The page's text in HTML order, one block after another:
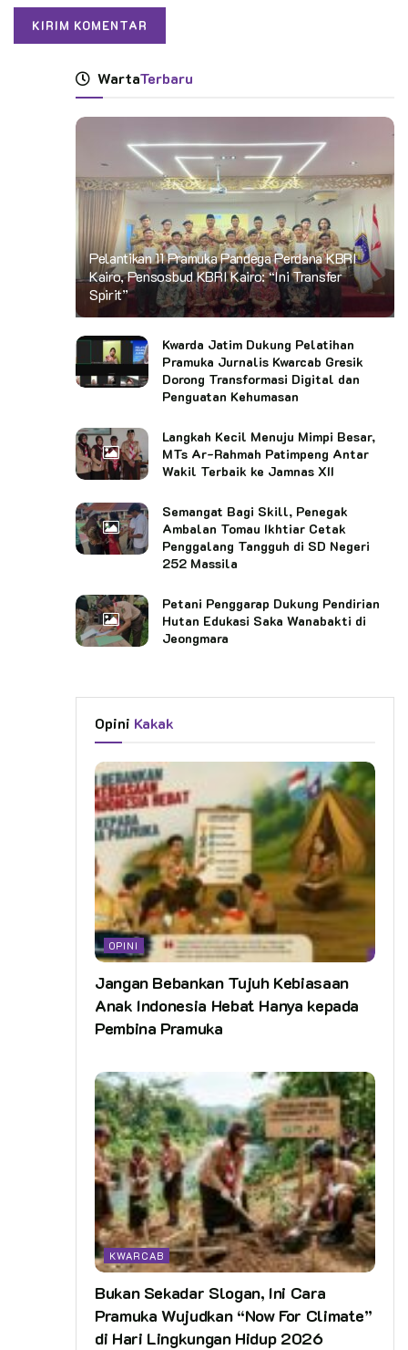
WartaTerbaru
Pelantikan 11 Pramuka Pandega Perdana KBRI
Kairo, Pensosbud KBRI Kairo: “Ini Transfer
Spirit”
Kwarda Jatim Dukung Pelatihan
Pramuka Jurnalis Kwarcab Gresik
Dorong Transformasi Digital dan
Penguatan Kehumasan
Langkah Kecil Menuju Mimpi Besar,
MTs Ar-Rahmah Patimpeng Antar
Wakil Terbaik ke Jamnas XII
Semangat Bagi Skill, Penegak
Ambalan Tomau Ikhtiar Cetak
Penggalang Tangguh di SD Negeri
252 Massila
Petani Penggarap Dukung Pendirian
Hutan Edukasi Saka Wanabakti di
Jeongmara
Opini Kakak
OPINI
Jangan Bebankan Tujuh Kebiasaan
Anak Indonesia Hebat Hanya kepada
Pembina Pramuka
KWARCAB
Bukan Sekadar Slogan, Ini Cara
Pramuka Wujudkan “Now For Climate”
di Hari Lingkungan Hidup 2026